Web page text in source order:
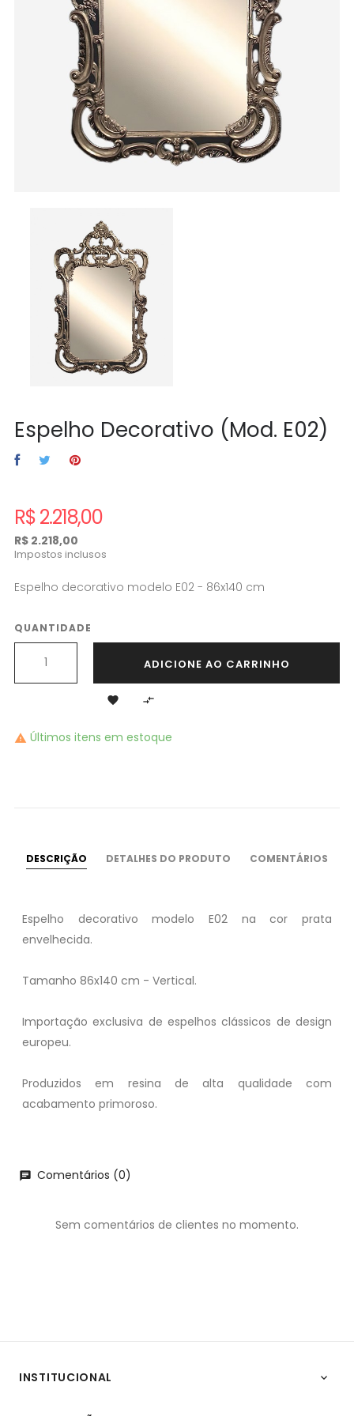
Espelho Decorativo (Mod. E02)
R$ 2.218,00
R$ 2.218,00
Impostos inclusos
Espelho decorativo modelo E02 - 86x140 cm
QUANTIDADE
ADICIONE AO CARRINHO
 
 Últimos itens em estoque
DESCRIÇÃO DETALHES DO PRODUTO COMENTÁRIOS
Espelho decorativo modelo E02 na cor prata
envelhecida.
Tamanho 86x140 cm - Vertical.
Importação exclusiva de espelhos clássicos de design
europeu.
Produzidos em resina de alta qualidade com
acabamento primoroso.
chat Comentários (0)
Sem comentários de clientes no momento.
INSTITUCIONAL 